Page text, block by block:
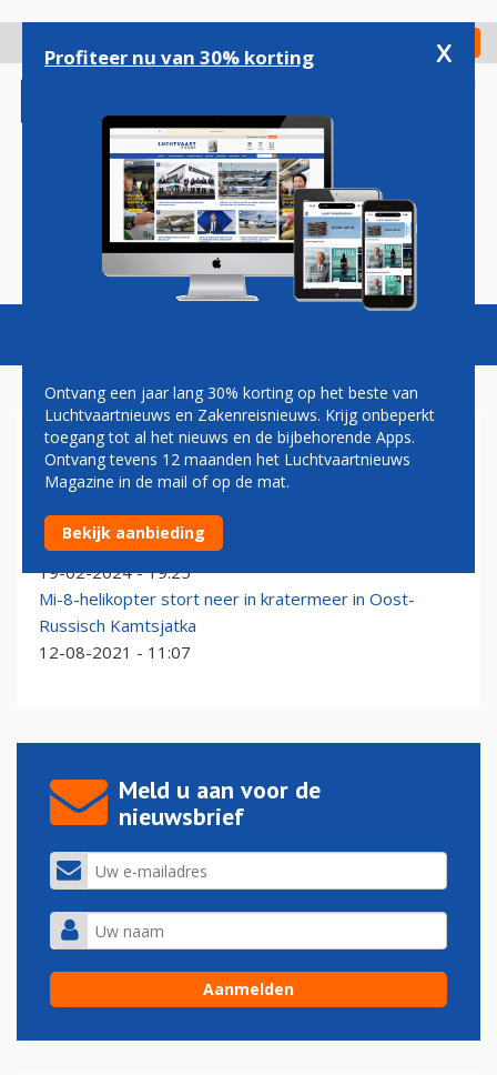
gaan
Check in
Magazine Podcasts Vacatures
MI-8
Overgelopen Russische piloot doodgeschoten in
Spanje
19-02-2024 - 19:25
Mi-8-helikopter stort neer in kratermeer in Oost-
Russisch Kamtsjatka
12-08-2021 - 11:07
Meld u aan voor de
nieuwsbrief
Profiteer nu van 30% korting x
Ontvang een jaar lang 30% korting op het beste van
Luchtvaartnieuws en Zakenreisnieuws. Krijg onbeperkt
toegang tot al het nieuws en de bijbehorende Apps.
Ontvang tevens 12 maanden het Luchtvaartnieuws
Magazine in de mail of op de mat.
Bekijk aanbieding